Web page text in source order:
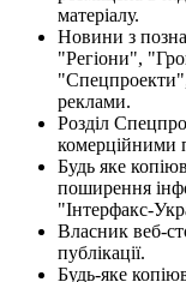
матеріалу.
Новини з
"Регіони",
реклами.
Розділ
комерційними
Будь яке
поширення
"Інтерфакс-
Власник веб-
публікації.
Будь-яке